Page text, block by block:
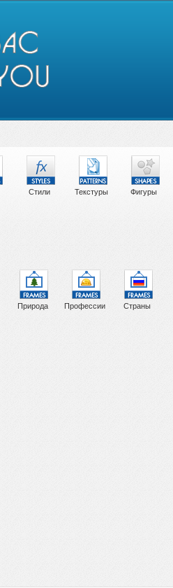
Стили Текстуры Фигуры
Природа Профессии Страны